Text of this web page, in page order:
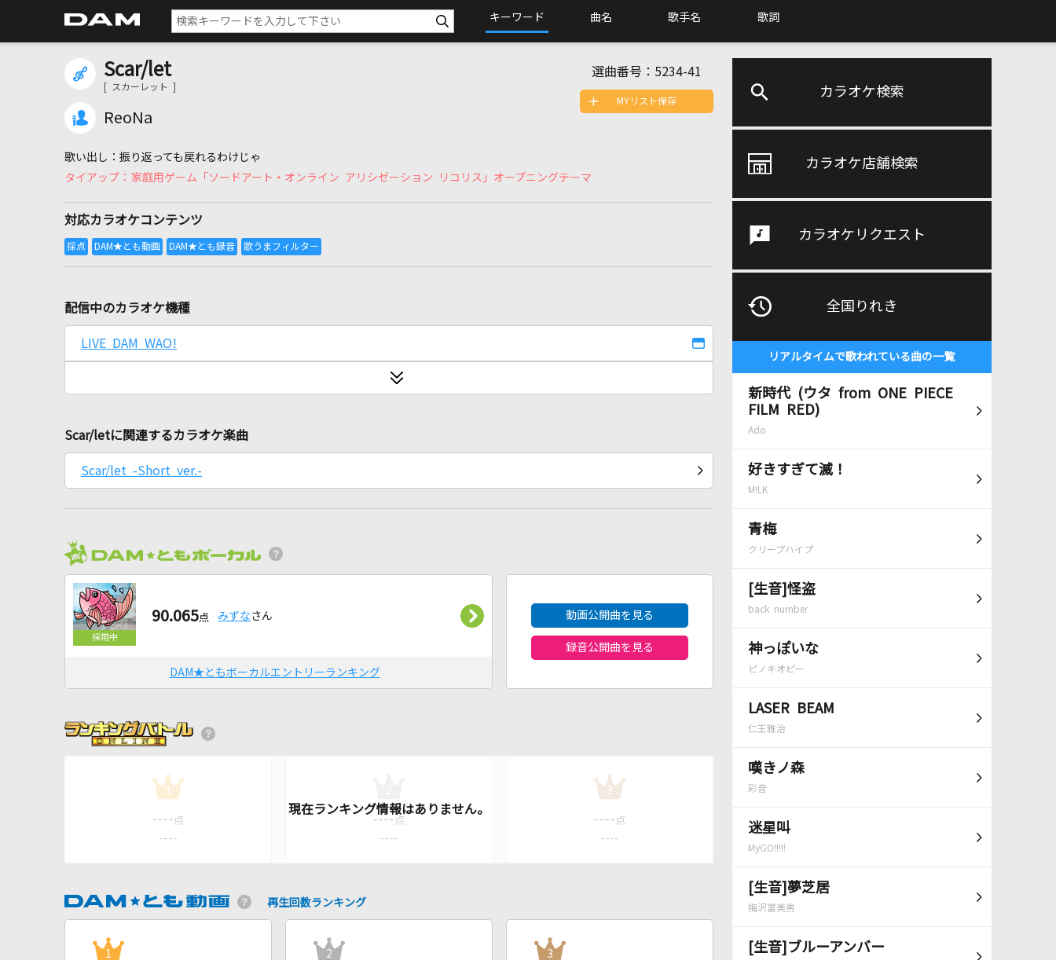
キーワード 曲名 歌手名 歌詞
カラオケ検索
カラオケ店舗検索
カラオケリクエスト
全国りれき
リアルタイムで歌われている曲の一覧
新時代 (ウタ from ONE PIECE
FILM RED)
Ado
好きすぎて滅！
M!LK
青梅
クリープハイプ
[生音]怪盗
back number
神っぽいな
ピノキオピー
LASER BEAM
仁王雅治
嘆きノ森
彩音
迷星叫
MyGO!!!!!
[生音]夢芝居
梅沢富美男
[生音]ブルーアンバー
Scar/let
[ スカーレット ]
ReoNa
選曲番号： 5234-41
振り返っても戻れるわけじゃ
家庭用ゲーム「ソードアート・オンライン アリシゼーション リコリス」オープニングテーマ
対応カラオケコンテンツ
MYリスト保存
配信中のカラオケ機種
LIVE DAM WAO!
Scar/letに関連するカラオケ楽曲
Scar/let -Short ver.-
90.065点 みずな さん
DAM★ともボーカルエントリーランキング
動画公開曲を見る
録音公開曲を見る
1
---- 点
----
---- 点
----
3
---- 点
----
再生回数ランキング
1 2 3